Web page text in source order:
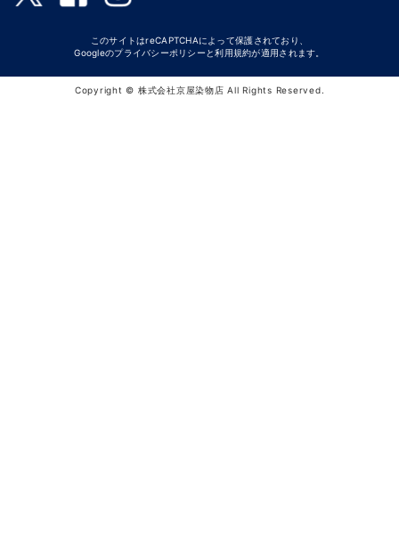
このサイトはreCAPTCHAによって保護されており、
Googleのプライバシーポリシー と利用規約が適用されます。
Copyright © 株式会社京屋染物店 All Rights Reserved.